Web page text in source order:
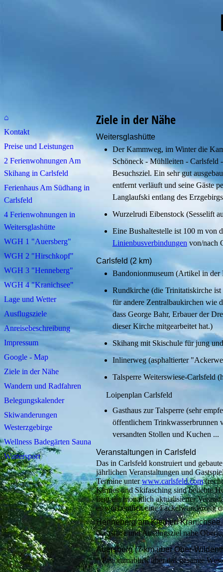
⌂
Kontakt
Preise und Leistungen
2 Ferienwohnungen Am
Skihang in Carlsfeld
Ferienhaus Am Südhang in
Carlsfeld
4 Ferienwohnungen in
Weitersglashütte
WGH 1 "Auersberg"
WGH 2 "Hirschkopf"
WGH 3 "Henneberg"
WGH 4 "Kranichsee"
Lage und Wetter
Ausflugsziele
Anreisebeschreibung
Impressum
Google - Map
Ziele in der Nähe
Wandern und Radfahren
Belegungskalender
Skiwanderungen
Westerzgebirge
Wellness Badegärten Sauna
Wintersport
Ziele in der Nähe
Weitersglashütte
Der Kammweg, im Winter die
Schöneck - Mühlleiten - Carlsfeld
Besuchsziel. Ein sehr gut
entfernt verläuft und seine Gäste
Langlaufski entlang des
Wurzelrudi Eibenstock (Sesselift
Eine Bushaltestelle ist 100 m von
Linienbusverbindungen von/nach
Carlsfeld (2 km)
Bandonionmuseum (Artikel in der
Rundkirche (die Trinitatiskirche ist
für andere Zentralbaukirchen wie
dass George Bahr, Erbauer der
dieser Kirche mitgearbeitet hat.)
Skihang mit Skischule für jung
Inlinerweg (asphaltierter
Talsperre Weiterswiese-Carlsfeld
Loipenplan Carlsfeld
Gasthaus zur Talsperre (sehr
öffentlichem Trinkwasserbrunnen
versandten Stollen und Kuchen ...
Veranstaltungen in Carlsfeld
Das in Carlsfeld konstruiert und
jährlichen Veranstaltungen und
Termine unterwww.carlsfeld.com
Kirmes und Skifasching sind beliebte
liegt ein monatlich aktualisierter
es wöchentlich eine Fackelwanderung
Henneberg am Kleinen
Gaststätte und Ausflugsziel nahe
Auersberg (7 km über Ober-
* Panoramablick über das gesamte